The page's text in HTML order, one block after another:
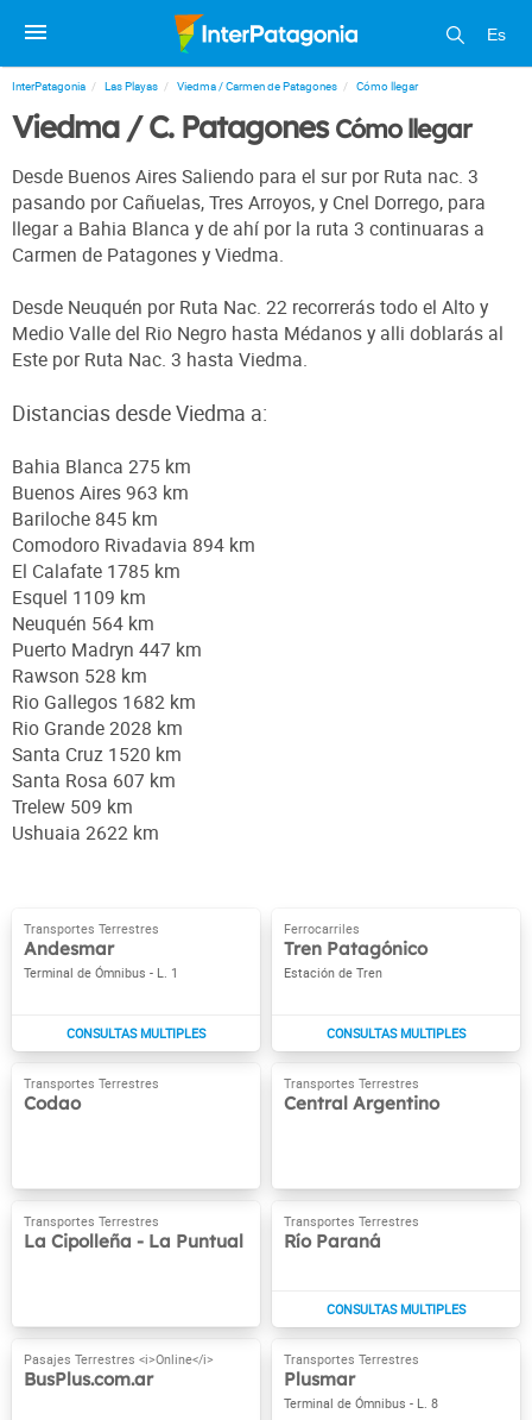
Es
InterPatagonia Las Playas Viedma / Carmen de Patagones Cómo llegar
Viedma / C. PatagonesCómo llegar
Desde Buenos Aires Saliendo para el sur por Ruta nac. 3
pasando por Cañuelas, Tres Arroyos, y Cnel Dorrego, para
llegar a Bahia Blanca y de ahí por la ruta 3 continuaras a
Carmen de Patagones y Viedma.
Desde Neuquén por Ruta Nac. 22 recorrerás todo el Alto y
Medio Valle del Rio Negro hasta Médanos y alli doblarás al
Este por Ruta Nac. 3 hasta Viedma.
Distancias desde Viedma a:
Bahia Blanca 275 km
Buenos Aires 963 km
Bariloche 845 km
Comodoro Rivadavia 894 km
El Calafate 1785 km
Esquel 1109 km
Neuquén 564 km
Puerto Madryn 447 km
Rawson 528 km
Rio Gallegos 1682 km
Rio Grande 2028 km
Santa Cruz 1520 km
Santa Rosa 607 km
Trelew 509 km
Ushuaia 2622 km
Andesmar
Terminal de Ómnibus - L. 1
Tren Patagónico
Estación de Tren
Codao Central Argentino
La Cipolleña - La Puntual Río Paraná
BusPlus.com.ar Plusmar
Terminal de Ómnibus - L. 8